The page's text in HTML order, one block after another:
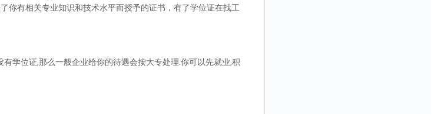
你有相关专业知识和技术水平而授予的证书，有了学位证在找工
学位证,那么一般企业给你的待遇会按大专处理.你可以先就业,积